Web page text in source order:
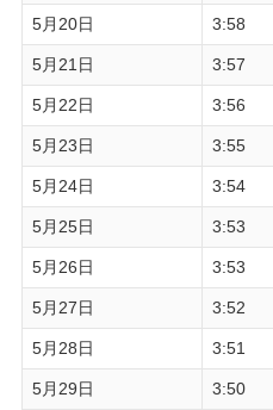
5月20日 3:58
5月21日 3:57
5月22日 3:56
5月23日 3:55
5月24日 3:54
5月25日 3:53
5月26日 3:53
5月27日 3:52
5月28日 3:51
5月29日 3:50